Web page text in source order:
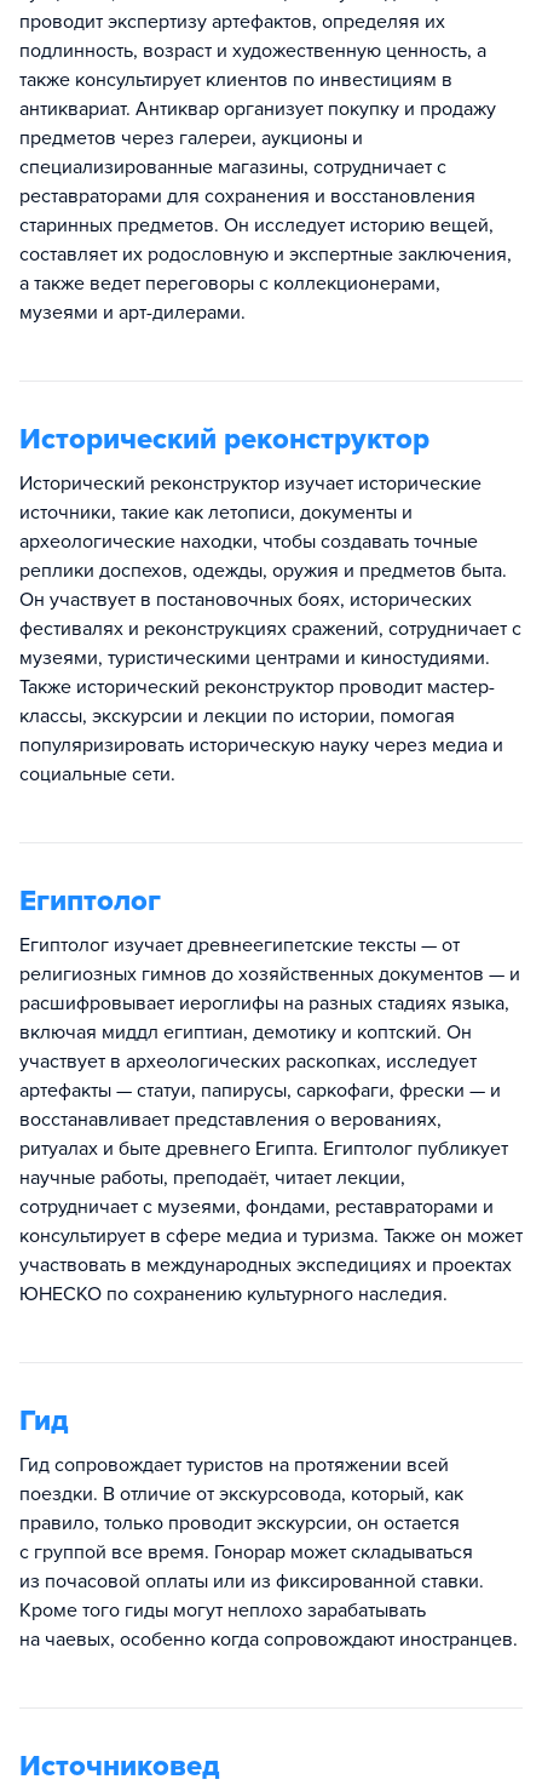
проводит экспертизу артефактов, определяя их
подлинность, возраст и художественную ценность, а
также консультирует клиентов по инвестициям в
антиквариат. Антиквар организует покупку и продажу
предметов через галереи, аукционы и
специализированные магазины, сотрудничает с
реставраторами для сохранения и восстановления
старинных предметов. Он исследует историю вещей,
составляет их родословную и экспертные заключения,
а также ведет переговоры с коллекционерами,
музеями и арт-дилерами.
Исторический реконструктор
Исторический реконструктор изучает исторические
источники, такие как летописи, документы и
археологические находки, чтобы создавать точные
реплики доспехов, одежды, оружия и предметов быта.
Он участвует в постановочных боях, исторических
фестивалях и реконструкциях сражений, сотрудничает с
музеями, туристическими центрами и киностудиями.
Также исторический реконструктор проводит мастер-
классы, экскурсии и лекции по истории, помогая
популяризировать историческую науку через медиа и
социальные сети.
Египтолог
Египтолог изучает древнеегипетские тексты — от
религиозных гимнов до хозяйственных документов — и
расшифровывает иероглифы на разных стадиях языка,
включая миддл египтиан, демотику и коптский. Он
участвует в археологических раскопках, исследует
артефакты — статуи, папирусы, саркофаги, фрески — и
восстанавливает представления о верованиях,
ритуалах и быте древнего Египта. Египтолог публикует
научные работы, преподаёт, читает лекции,
сотрудничает с музеями, фондами, реставраторами и
консультирует в сфере медиа и туризма. Также он может
участвовать в международных экспедициях и проектах
ЮНЕСКО по сохранению культурного наследия.
Гид
Гид сопровождает туристов на протяжении всей
поездки. В отличие от экскурсовода, который, как
правило, только проводит экскурсии, он остается
с группой все время. Гонорар может складываться
из почасовой оплаты или из фиксированной ставки.
Кроме того гиды могут неплохо зарабатывать
на чаевых, особенно когда сопровождают иностранцев.
Источниковед